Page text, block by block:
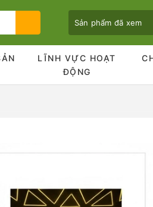
Sản phẩm đã xem
LĨNH VỰC HOẠT
ĐỘNG